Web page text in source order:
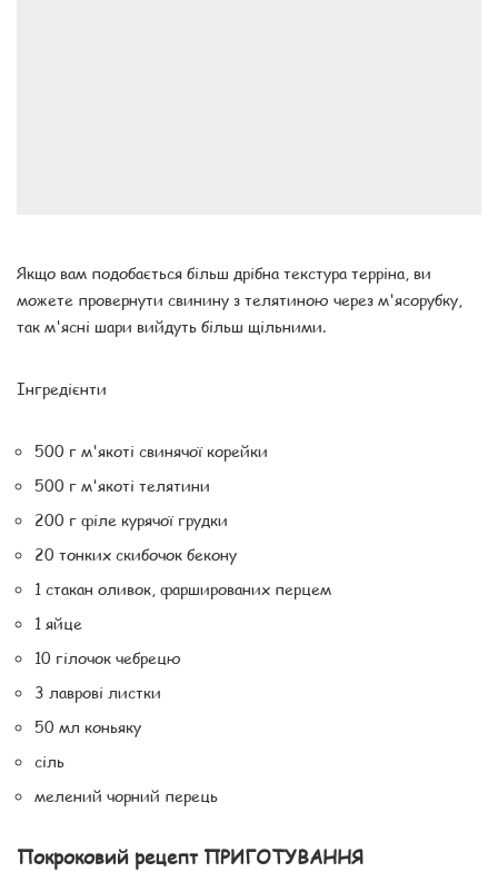
Якщо вам подобається більш дрібна текстура терріна, ви
можете провернути свинину з телятиною через м'ясорубку,
так м'ясні шари вийдуть більш щільними.
Інгредієнти
500 г м'якоті свинячої корейки
500 г м'якоті телятини
200 г філе курячої грудки
20 тонких скибочок бекону
1 стакан оливок, фаршированих перцем
1 яйце
10 гілочок чебрецю
3 лаврові листки
50 мл коньяку
сіль
мелений чорний перець
Покроковий рецепт ПРИГОТУВАННЯ